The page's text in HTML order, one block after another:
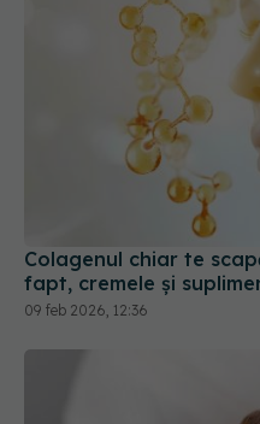
Colagenul chiar te
fapt, cremele și
09 feb 2026, 12:36